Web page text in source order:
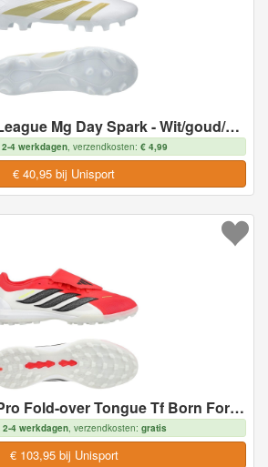
adidas Predator League Mg Day Spark - Wit/goud/wit - Multi Ground (Mg), maat 46
2-4 werkdagen, verzendkosten: € 4,99
€ 40,95 bij Unisport
adidas Predator Pro Fold-over Tongue Tf Born For Goals - Helder Rood/zwart/wit - Turf (Tf), maat 46
2-4 werkdagen, verzendkosten: gratis
€ 103,95 bij Unisport